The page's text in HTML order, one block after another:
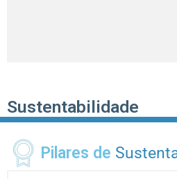
Sustentabilidade
Pilares de